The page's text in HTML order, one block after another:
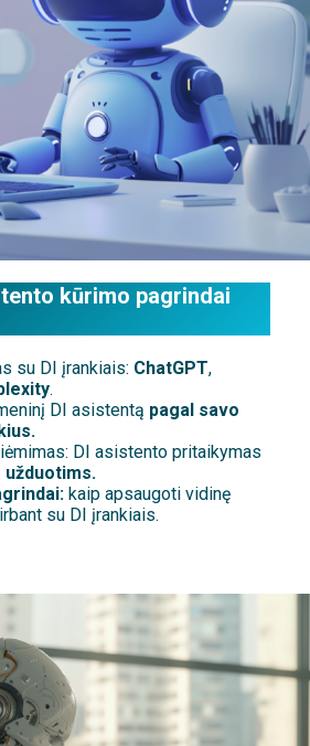
kūrimo pagrindai
su DI įrankiais: ChatGPT,
.
DI asistentą pagal savo
DI asistento pritaikymas
kaip apsaugoti vidinę
su DI įrankiais.